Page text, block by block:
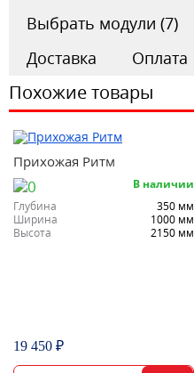
Выбрать модули (7)
Доставка
Оплата
Похожие товары
Прихожая Ритм
В наличии
Глубина
350 мм
Ширина
1000 мм
Высота
2150 мм
19 450 ₽